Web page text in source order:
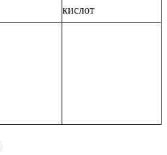
кислот